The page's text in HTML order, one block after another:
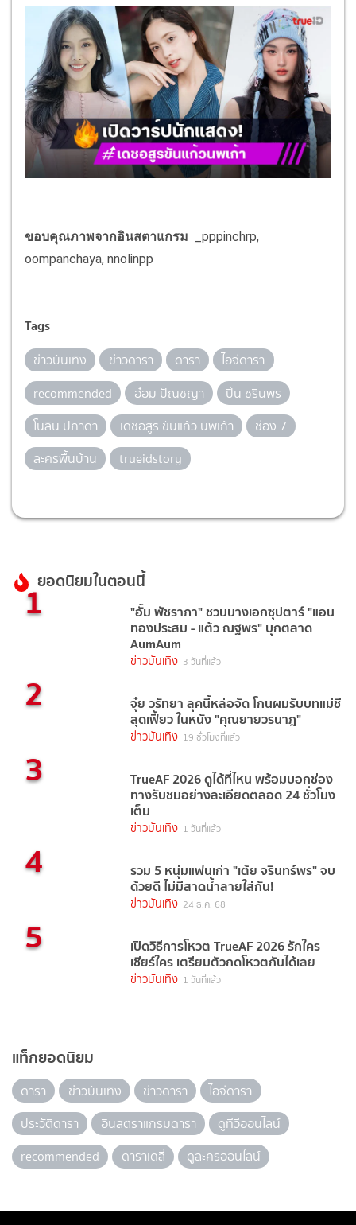
ขอบคุณภาพจากอินสตาแกรม _pppinchrp,
oompanchaya, nnolinpp
Tags
ข่าวบันเทิง ข่าวดารา ดารา
ไอจีดารา
recommended
อ๋อม ปัณชญา
ปิ่น ชรินพร
โนลิน ปภาดา
เดชอสูร ขันแก้ว นพเก้า
ช่อง 7
ละครพื้นบ้าน
trueidstory
ยอดนิยมในตอนนี้
1 "อั้ม พัชราภา" ชวนนางเอกซุปตาร์ "แอน
ทองประสม - แต้ว ณฐพร" บุกตลาด
AumAum
ข่าวบันเทิง 3 วันที่แล้ว
2 จุ๋ย วรัทยา ลุคนี้หล่อจัด โกนผมรับบทแม่ชี
สุดเฟี้ยว ในหนัง "คุณยายวรนาฎ"
ข่าวบันเทิง 19 ชั่วโมงที่แล้ว
3 TrueAF 2026 ดูได้ที่ไหน พร้อมบอกช่อง
ทางรับชมอย่างละเอียดตลอด 24 ชั่วโมง
เต็ม
ข่าวบันเทิง 1 วันที่แล้ว
4 รวม 5 หนุ่มแฟนเก่า "เต้ย จรินทร์พร" จบ
ด้วยดี ไม่มีสาดน้ำลายใส่กัน!
ข่าวบันเทิง 24 ธ.ค. 68
5 เปิดวิธีการโหวต TrueAF 2026 รักใคร
เชียร์ใคร เตรียมตัวกดโหวตกันได้เลย
ข่าวบันเทิง 1 วันที่แล้ว
แท็กยอดนิยม
ดารา ข่าวบันเทิง ข่าวดารา
ไอจีดารา
ประวัติดารา
อินสตราแกรมดารา
ดูทีวีออนไลน์
recommended
ดาราเดลี่ ดูละครออนไลน์